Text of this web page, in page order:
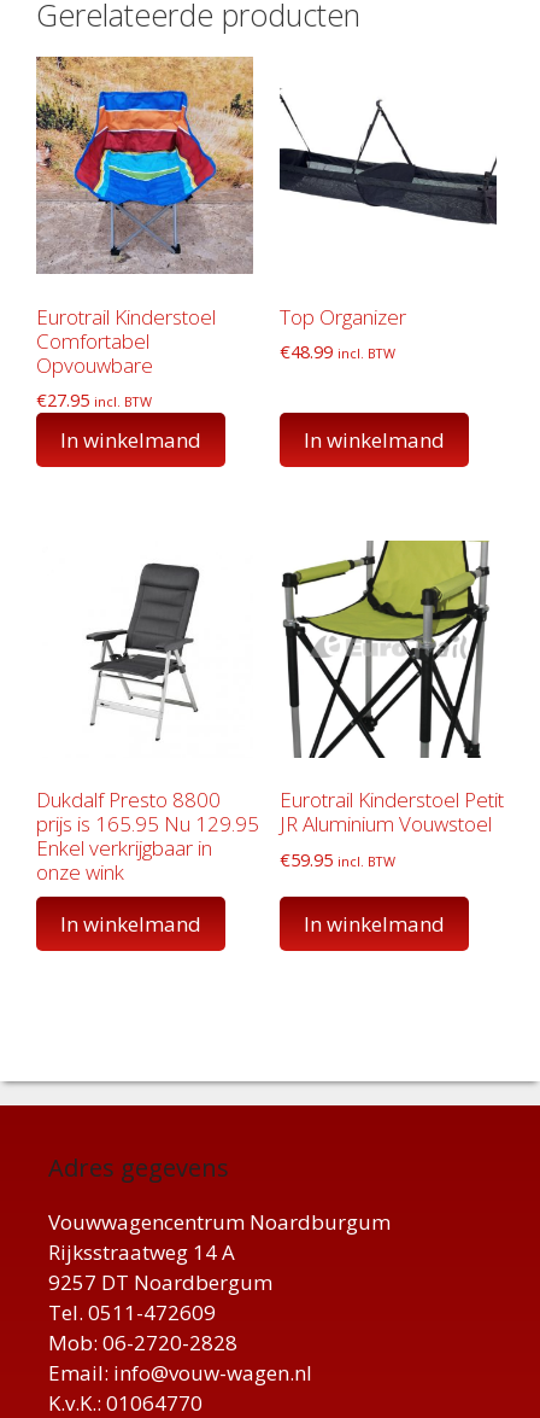
Gerelateerde producten
Eurotrail Kinderstoel
Comfortabel
Opvouwbare
€27.95 incl. BTW
In winkelmand
Top Organizer
€48.99 incl. BTW
In winkelmand
Dukdalf Presto 8800
prijs is 165.95 Nu 129.95
Enkel verkrijgbaar in
onze wink
In winkelmand
Eurotrail Kinderstoel Petit
JR Aluminium Vouwstoel
€59.95 incl. BTW
In winkelmand
Adres gegevens
Vouwwagencentrum Noardburgum
Rijksstraatweg 14 A
9257 DT Noardbergum
Tel. 0511-472609
Mob: 06-2720-2828
Email: info@vouw-wagen.nl
K.v.K.: 01064770